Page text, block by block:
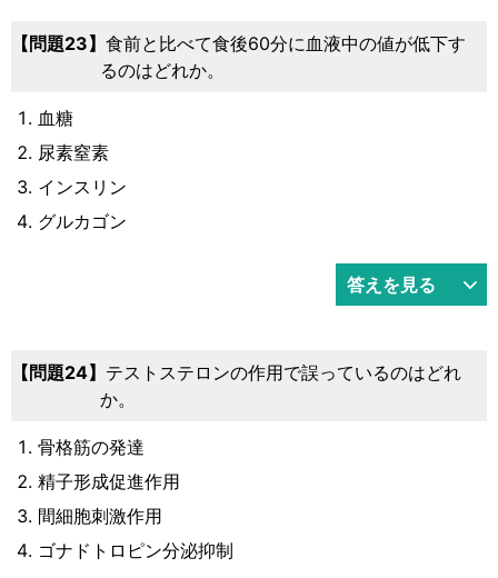
23
食前と比べて食後60分に血液中の値が低下す
るのはどれか。
血糖
尿素窒素
インスリン
グルカゴン
答えを見る
24
テストステロンの作用で誤っているのはどれ
か。
骨格筋の発達
精子形成促進作用
間細胞刺激作用
ゴナドトロピン分泌抑制